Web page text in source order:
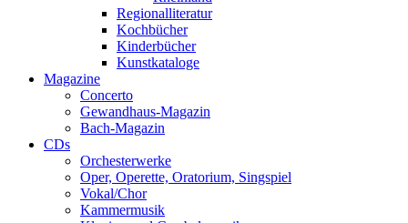
Regionalliteratur
Kochbücher
Kinderbücher
Kunstkataloge
Magazine
Concerto
Gewandhaus-Magazin
Bach-Magazin
CDs
Orchesterwerke
Oper, Operette, Oratorium, Singspiel
Vokal/Chor
Kammermusik